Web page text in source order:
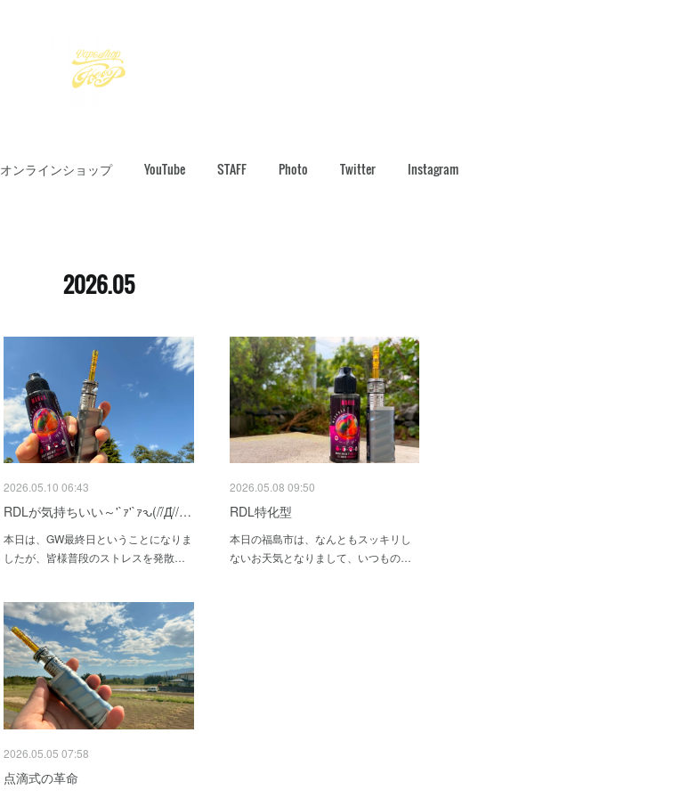
オンラインショップ YouTube STAFF Photo Twitter Instagram
2026.05
2026.05.10 06:43
RDLが気持ちいい～'`ｧ'`ｧԅ(//́Д/̀/…
本日は、GW最終日ということになりま
したが、皆様普段のストレスを発散…
2026.05.08 09:50
RDL特化型
本日の福島市は、なんともスッキリし
ないお天気となりまして、いつもの…
2026.05.05 07:58
点滴式の革命